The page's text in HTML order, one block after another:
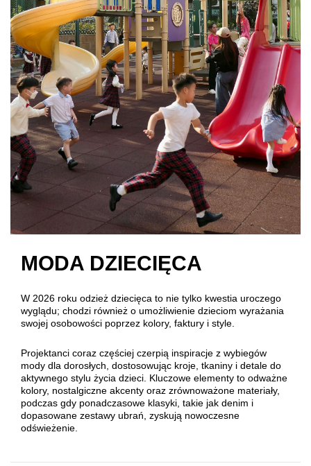
MODA DZIECIĘCA
W 2026 roku odzież dziecięca to nie tylko kwestia uroczego
wyglądu; chodzi również o umożliwienie dzieciom wyrażania
swojej osobowości poprzez kolory, faktury i style.
Projektanci coraz częściej czerpią inspiracje z wybiegów
mody dla dorosłych, dostosowując kroje, tkaniny i detale do
aktywnego stylu życia dzieci. Kluczowe elementy to odważne
kolory, nostalgiczne akcenty oraz zrównoważone materiały,
podczas gdy ponadczasowe klasyki, takie jak denim i
dopasowane zestawy ubrań, zyskują nowoczesne
odświeżenie.